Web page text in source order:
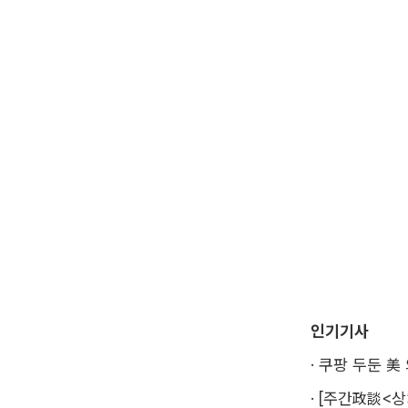
인기기사
· 쿠팡 두둔 美
· [주간政談<